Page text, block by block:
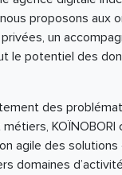
proposons aux
un
le potentiel des
des
agile des solutions
domaines